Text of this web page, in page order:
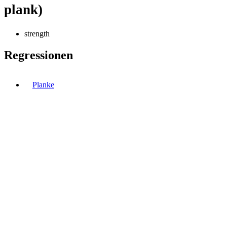
plank)
strength
Regressionen
Planke